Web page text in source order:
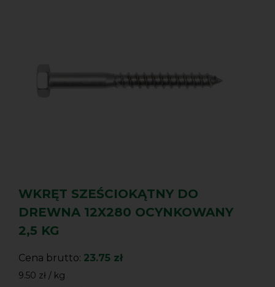
WKRĘT SZEŚCIOKĄTNY DO
DREWNA 12X280 OCYNKOWANY
2,5 KG
Cena brutto: 23.75 zł
9.50 zł / kg